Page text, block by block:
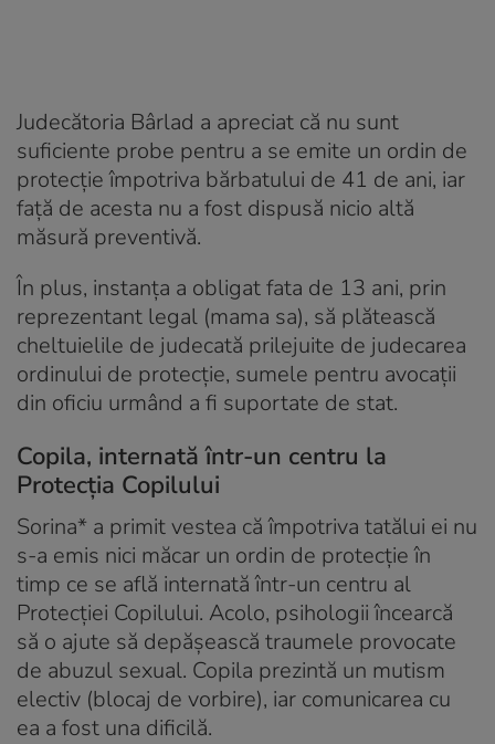
Judecătoria Bârlad a apreciat că nu sunt
suficiente probe pentru a se emite un ordin de
protecție împotriva bărbatului de 41 de ani, iar
față de acesta nu a fost dispusă nicio altă
măsură preventivă.
În plus, instanța a obligat fata de 13 ani, prin
reprezentant legal (mama sa), să plătească
cheltuielile de judecată prilejuite de judecarea
ordinului de protecție, sumele pentru avocații
din oficiu urmând a fi suportate de stat.
Copila, internată într-un centru la
Protecția Copilului
Sorina* a primit vestea că împotriva tatălui ei nu
s-a emis nici măcar un ordin de protecție în
timp ce se află internată într-un centru al
Protecției Copilului. Acolo, psihologii încearcă
să o ajute să depășească traumele provocate
de abuzul sexual. Copila prezintă un mutism
electiv (blocaj de vorbire), iar comunicarea cu
ea a fost una dificilă.